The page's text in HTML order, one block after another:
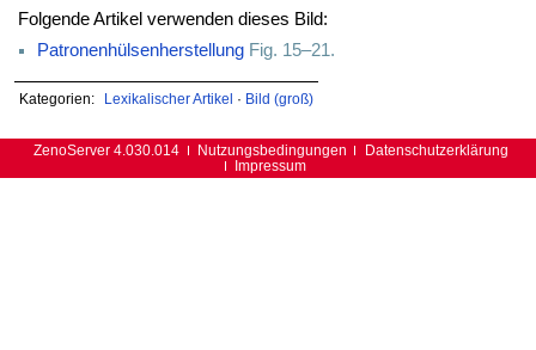
Folgende Artikel verwenden dieses Bild:
Patronenhülsenherstellung Fig. 15–21.
Kategorien: Lexikalischer Artikel · Bild (groß)
ZenoServer 4.030.014 Nutzungsbedingungen
Datenschutzerklärung
Impressum